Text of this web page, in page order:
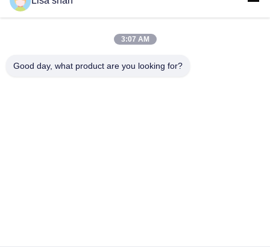
Bad Request3:07 AM
Good day, what product are you looking for?